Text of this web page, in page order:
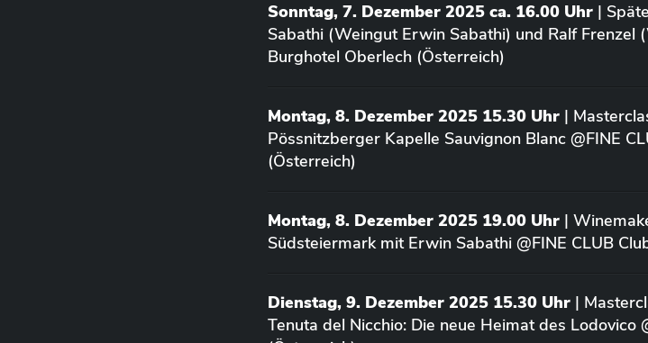
Sonntag, 7. Dezember 2025 ca. 16.00 Uhr |
Sabathi (Weingut Erwin Sabathi) und Ralf Frenzel
Burghotel Oberlech (Österreich)
Montag, 8. Dezember 2025 15.30 Uhr |
Pössnitzberger Kapelle Sauvignon Blanc @FINE
(Österreich)
Montag, 8. Dezember 2025 19.00 Uhr |
Südsteiermark mit Erwin Sabathi @FINE CLUB
Dienstag, 9. Dezember 2025 15.30 Uhr |
Tenuta del Nicchio: Die neue Heimat des Lodovico